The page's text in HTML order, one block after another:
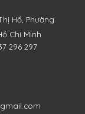
Hố, Phường
Chí Minh
296 297